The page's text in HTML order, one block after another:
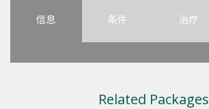
信息 条件 治疗
Related Packages